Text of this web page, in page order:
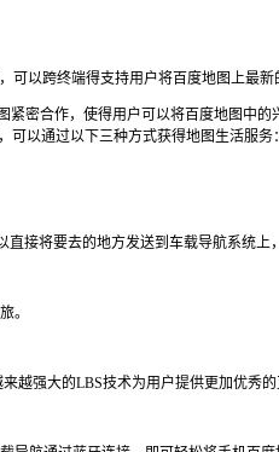
以跨终端得支持用户将百度地图上最新
密合作，使得用户可以将百度地图中的
以通过以下三种方式获得地图生活服务：
接将要去的地方发送到车载导航系统上
。
强大的LBS技术为用户提供更加优秀的